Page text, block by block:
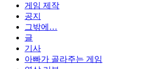
게임 제작
공지
그밖에…
글
기사
아빠가 골라주는 게임